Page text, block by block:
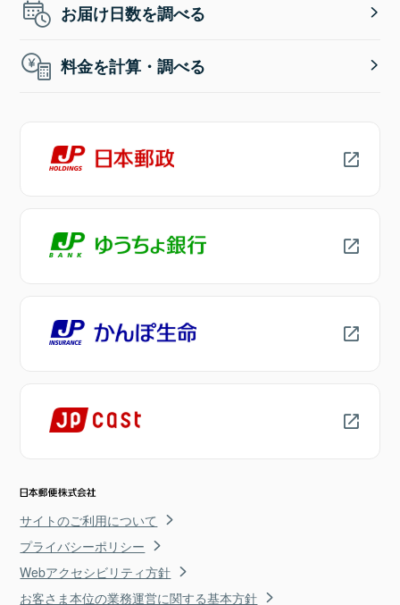
お届け日数を調べる
料金を計算・調べる
サイトのご利用について
プライバシーポリシー
Webアクセシビリティ方針
お客さま本位の業務運営に関する基本方針